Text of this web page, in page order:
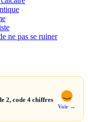
ne pas se ruiner
2, code 4 chiffres
Voir →